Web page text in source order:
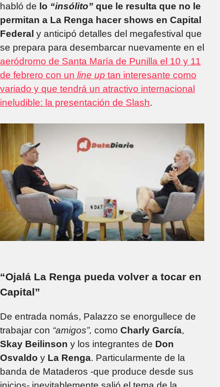
habló de lo “insólito” que le resulta que no le
permitan a La Renga hacer shows en Capital
Federal y anticipó detalles del megafestival que
se prepara para desembarcar nuevamente en el
aeródromo de Santa María de Punilla el 10 y 11
de febrero con un line up tan interesante como
variado y que tendrá un atractivo internacional
ineludible: la presentación de Slash.
“Ojalá La Renga pueda volver a tocar en
Capital”
De entrada nomás, Palazzo se enorgullece de
trabajar con “amigos”, como Charly García,
Skay Beilinson y los integrantes de Don
Osvaldo y La Renga. Particularmente de la
banda de Mataderos -que produce desde sus